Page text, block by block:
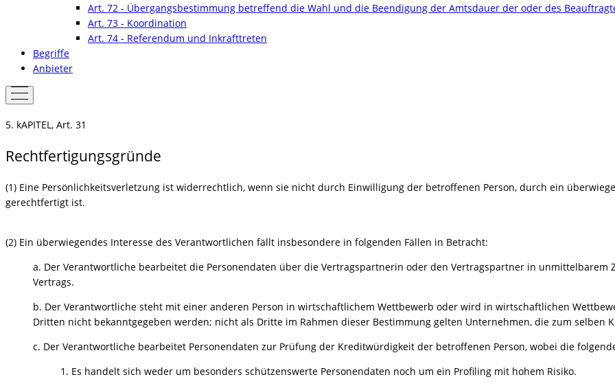
Art. 72 - Übergangsbestimmung betreffend die Wahl und die Beendigung der Amtsdauer der oder des
Art. 73 - Koordination
Art. 74 - Referendum und Inkrafttreten
Begriffe
Anbieter
5. kAPITEL, Art. 31
Rechtfertigungsgründe
(1) Eine Persönlichkeitsverletzung ist widerrechtlich, wenn sie nicht durch Einwilligung der betroffenen Person, durch ein
gerechtfertigt ist.
(2) Ein überwiegendes Interesse des Verantwortlichen fällt insbesondere in folgenden Fällen in Betracht:
a. Der Verantwortliche bearbeitet die Personendaten über die Vertragspartnerin oder den Vertragspartner in unmittelbarem
Vertrags.
b. Der Verantwortliche steht mit einer anderen Person in wirtschaftlichem Wettbewerb oder wird in wirtschaftlichen
Dritten nicht bekanntgegeben werden; nicht als Dritte im Rahmen dieser Bestimmung gelten Unternehmen, die zum selben
c. Der Verantwortliche bearbeitet Personendaten zur Prüfung der Kreditwürdigkeit der betroffenen Person, wobei die
1. Es handelt sich weder um besonders schützenswerte Personendaten noch um ein Profiling mit hohem Risiko.